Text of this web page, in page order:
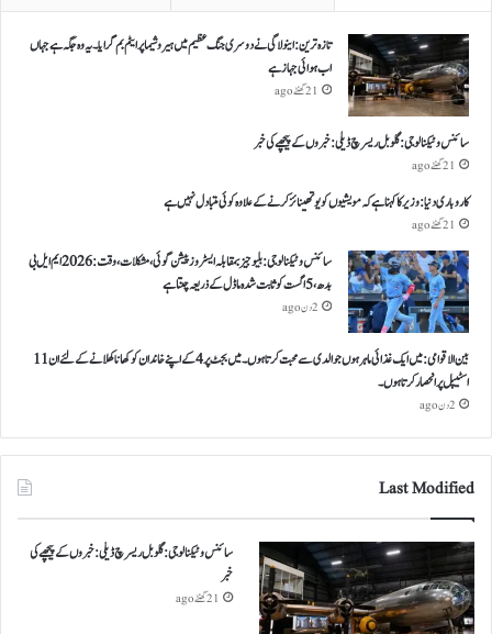
تازہ ترین: اینولا گی نے دوسری جنگ عظیم میں ہیروشیما پر ایٹم بم گرایا ۔ یہ وہ جگہ ہے جہاں
اب ہوائی جہاز ہے
21 گھنٹے ago
سائنس و ٹیکنالوجی: گلوبل ریسرچ ڈیلی: خبروں کے پیچھے کی خبر
21 گھنٹے ago
کاروباری دنیا: وزیر کا کہنا ہے کہ مویشیوں کو یوتھینائز کرنے کے علاوہ کوئی متبادل نہیں ہے
21 گھنٹے ago
سائنس و ٹیکنالوجی: بلیو جیز بمقابلہ ایسٹروز پیشن گوئی، مشکلات، وقت: 2026 ایم ایل بی
بدھ، 5 اگست کو ثابت شدہ ماڈل کے ذریعہ چنتا ہے
2 دن ago
بین الاقوامی: میں ایک غذائی ماہر ہوں جو الدی سے محبت کرتا ہوں ۔ میں بجٹ پر 4 کے اپنے خاندان کو کھانا کھلانے کے لئے ان 11
اسٹیپل پر انحصار کرتا ہوں ۔
2 دن ago
Last Modified
سائنس و ٹیکنالوجی: گلوبل ریسرچ ڈیلی: خبروں کے پیچھے کی
خبر
21 گھنٹے ago